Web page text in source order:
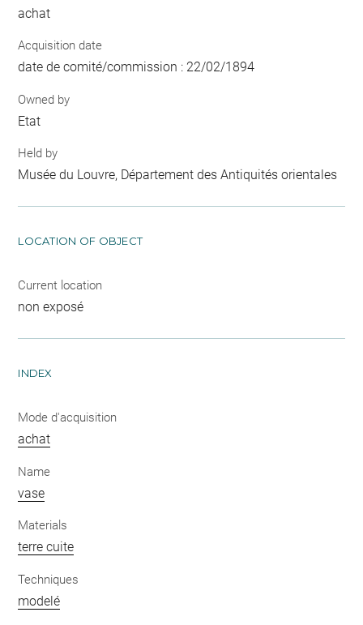
achat
Acquisition date
date de comité/commission : 22/02/1894
Owned by
Etat
Held by
Musée du Louvre, Département des Antiquités orientales
LOCATION OF OBJECT
Current location
non exposé
INDEX
Mode d'acquisition
achat
Name
vase
Materials
terre cuite
Techniques
modelé